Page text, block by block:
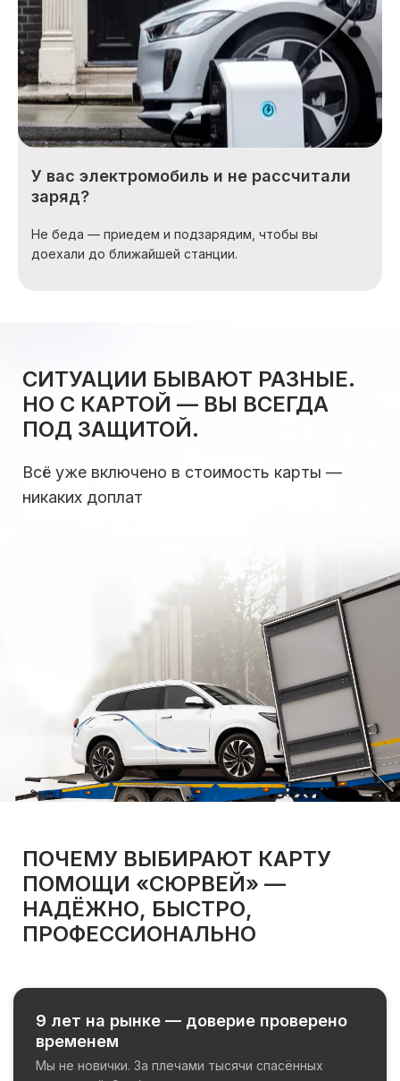
У вас электромобиль и не рассчитали
заряд?
Не беда — приедем и подзарядим, чтобы вы
доехали до ближайшей станции.
СИТУАЦИИ БЫВАЮТ РАЗНЫЕ.
НО С КАРТОЙ — ВЫ ВСЕГДА
ПОД ЗАЩИТОЙ.
Всё уже включено в стоимость карты —
никаких доплат
ПОЧЕМУ ВЫБИРАЮТ КАРТУ
ПОМОЩИ «СЮРВЕЙ» —
НАДЁЖНО, БЫСТРО,
ПРОФЕССИОНАЛЬНО
9 лет на рынке — доверие проверено
временем
Мы не новички. За плечами тысячи спасённых